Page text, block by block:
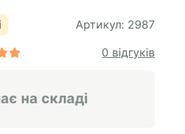
Артикул: 2987
0 відгуків
на складі